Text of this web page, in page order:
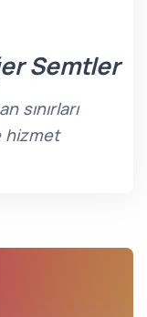
Semtler
sınırları
hizmet